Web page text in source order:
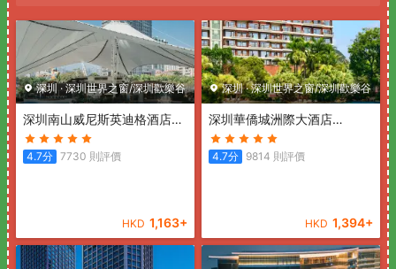
深圳·深圳世界之窗/深圳歡樂谷
深圳南山威尼斯英迪格酒店
(Hotel Indigo SHENZHEN
OVERSEAS CHINESE TOWN
4.7分 7730 則評價
HKD 1,163+
深圳·深圳世界之窗/深圳歡樂谷
深圳華僑城洲際大酒店
(InterContinental Shenzhen)
4.7分 9814 則評價
HKD 1,394+